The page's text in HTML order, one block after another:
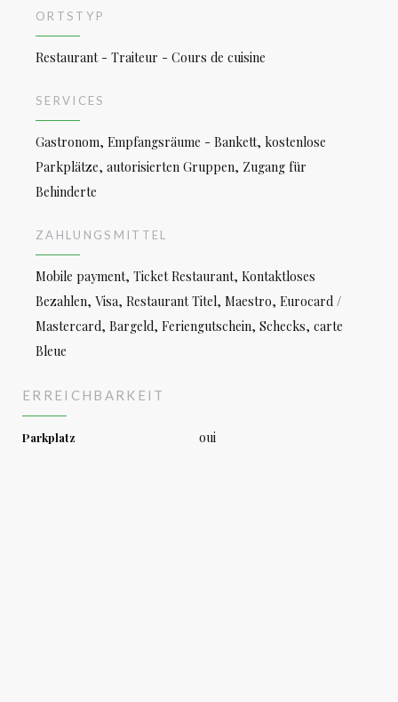
ORTSTYP
Restaurant - Traiteur - Cours de cuisine
SERVICES
Gastronom, Empfangsräume - Bankett, kostenlose
Parkplätze, autorisierten Gruppen, Zugang für
Behinderte
ZAHLUNGSMITTEL
Mobile payment, Ticket Restaurant, Kontaktloses
Bezahlen, Visa, Restaurant Titel, Maestro, Eurocard /
Mastercard, Bargeld, Feriengutschein, Schecks, carte
Bleue
ERREICHBARKEIT
Parkplatz oui